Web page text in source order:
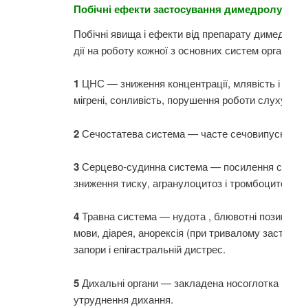
Побічні ефекти застосування димедролу
Побічні явища і ефекти від препарату
дії на роботу кожної з основних систем
1 ЦНС — зниження концентрації, млявість і
мігрені, сонливість, порушення роботи
2Сечостатева система — часте
3Серцево-судинна система — посилення
зниження тиску, агранулоцитоз і
4Травна система — нудота , блювотні
мови, діарея, анорексія (при тривалому
запори і епігастральній дистрес.
5Дихальні органи — закладена носоглотка
утруднення дихання.